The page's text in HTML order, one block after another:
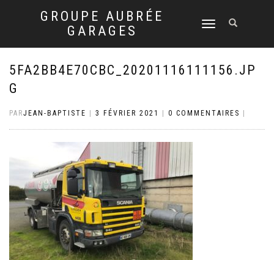
GROUPE AUBRÉE
GARAGES
DÉPLIER
NAVIGATION
5FA2BB4E70CBC_20201116111156.JP
G
PARJEAN-BAPTISTE 3 FÉVRIER 2021 0 COMMENTAIRES